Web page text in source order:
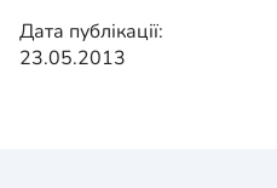
Дата публікації:
23.05.2013